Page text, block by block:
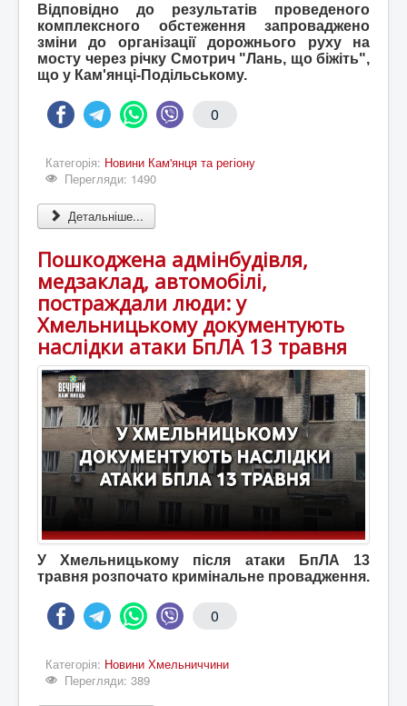
Відповідно до результатів проведеного
комплексного обстеження запроваджено
зміни до організації дорожнього руху на
мосту через річку Смотрич "Лань, що біжіть",
що у Кам'янці-Подільському.
0
Категорія: Новини Кам'янця та регіону
Перегляди: 1490
Детальніше...
Пошкоджена адмінбудівля,
медзаклад, автомобілі,
постраждали люди: у
Хмельницькому документують
наслідки атаки БпЛА 13 травня
У Хмельницькому після атаки БпЛА 13
травня розпочато кримінальне провадження.
0
Категорія: Новини Хмельниччини
Перегляди: 389